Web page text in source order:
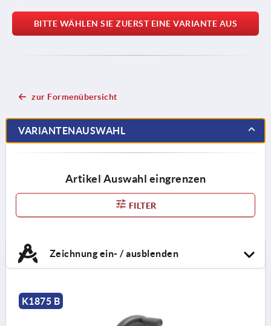
BITTE WÄHLEN SIE ZUERST EINE VARIANTE AUS
zur Formenübersicht
VARIANTENAUSWAHL
Artikel Auswahl eingrenzen
FILTER
Zeichnung ein- / ausblenden
K1875 B